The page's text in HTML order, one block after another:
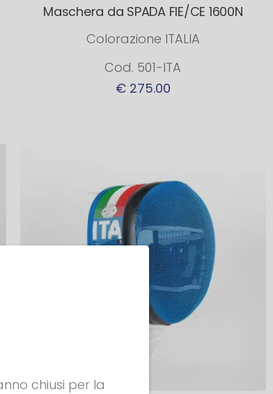
Maschera da SPADA FIE/CE 1600N
Colorazione ITALIA
Cod. 501-ITA
€ 275.00
chiusi per la